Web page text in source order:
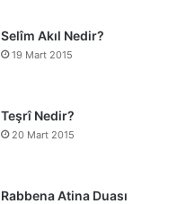
Selîm Akıl Nedir?
19 Mart 2015
Teşrî Nedir?
20 Mart 2015
Rabbena Atina Duası